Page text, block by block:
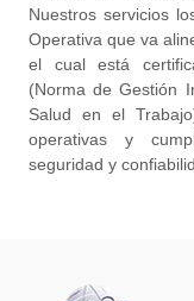
Nuestros servicios
Operativa que va
el cual está
(Norma de Gestión
Salud en el
operativas y
seguridad y